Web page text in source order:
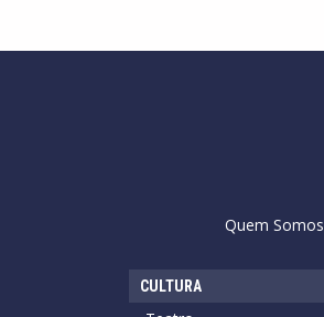
Quem Somos
CULTURA